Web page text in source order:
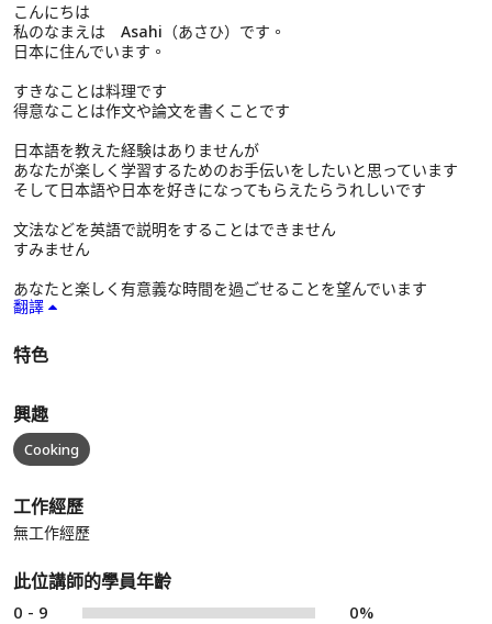
こんにちは
私のなまえは Asahi（あさひ）です。
日本に住んでいます。
すきなことは料理です
得意なことは作文や論文を書くことです
日本語を教えた経験はありませんが
あなたが楽しく学習するためのお手伝いをしたいと思っています
そして日本語や日本を好きになってもらえたらうれしいです
文法などを英語で説明をすることはできません
すみません
あなたと楽しく有意義な時間を過ごせることを望んでいます
翻譯
特色
興趣
Cooking
工作經歷
無工作經歷
此位講師的學員年齡
0 - 9
0%